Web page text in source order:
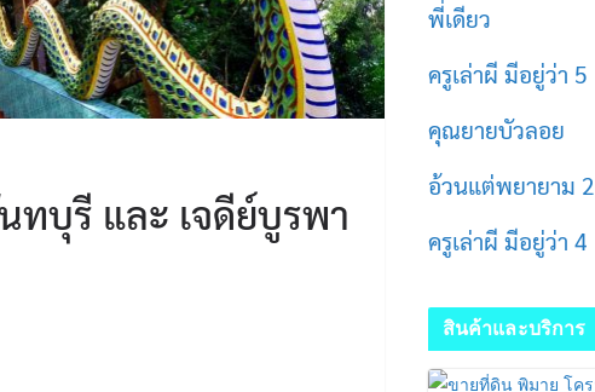
ทบุรี และ เจดีย์บูรพา
พี่เดียว
ครูเล่าผี มีอยู่ว่า 5
คุณยายบัวลอย
อ้วนแต่พยายาม 2
ครูเล่าผี มีอยู่ว่า 4
สินค้าและบริการ